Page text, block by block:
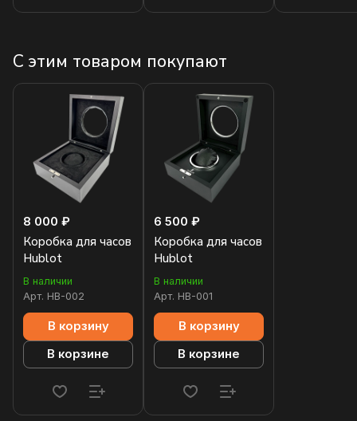
С этим товаром покупают
8 000 ₽
Коробка для часов
Hublot
В наличии
Арт. HB-002
В корзину
В корзине
6 500 ₽
Коробка для часов
Hublot
В наличии
Арт. HB-001
В корзину
В корзине